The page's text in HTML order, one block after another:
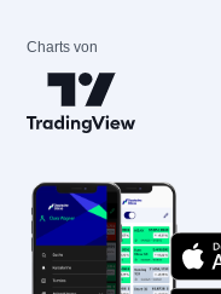
Charts von